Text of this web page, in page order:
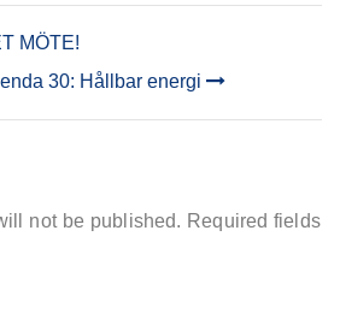
MÖTE!
30: Hållbar energi
not be published. Required fields